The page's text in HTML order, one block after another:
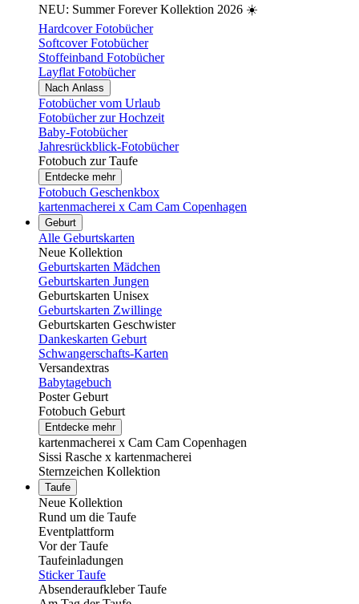
NEU: Summer Forever Kollektion 2026 ☀️
Hardcover Fotobücher
Softcover Fotobücher
Stoffeinband Fotobücher
Layflat Fotobücher
Nach Anlass
Fotobücher vom Urlaub
Fotobücher zur Hochzeit
Baby-Fotobücher
Jahresrückblick-Fotobücher
Fotobuch zur Taufe
Entdecke mehr
Fotobuch Geschenkbox
kartenmacherei x Cam Cam Copenhagen
Geburt
Alle Geburtskarten
Neue Kollektion
Geburtskarten Mädchen
Geburtskarten Jungen
Geburtskarten Unisex
Geburtskarten Zwillinge
Geburtskarten Geschwister
Dankeskarten Geburt
Schwangerschafts-Karten
Versandextras
Babytagebuch
Poster Geburt
Fotobuch Geburt
Entdecke mehr
kartenmacherei x Cam Cam Copenhagen
Sissi Rasche x kartenmacherei
Sternzeichen Kollektion
Taufe
Neue Kollektion
Rund um die Taufe
Eventplattform
Vor der Taufe
Taufeinladungen
Sticker Taufe
Absenderaufkleber Taufe